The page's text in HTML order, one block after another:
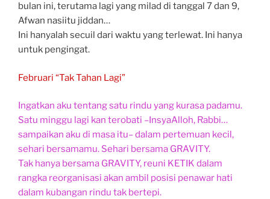
bulan ini, terutama lagi yang milad di tanggal 7 dan 9,
Afwan nasiitu jiddan…
Ini hanyalah secuil dari waktu yang terlewat. Ini hanya
untuk pengingat.
Februari “Tak Tahan Lagi”
Ingatkan aku tentang satu rindu yang kurasa padamu.
Satu minggu lagi kan terobati –InsyaAlloh, Rabbi…
sampaikan aku di masa itu– dalam pertemuan kecil,
sehari bersamamu. Sehari bersama GRAVITY.
Tak hanya bersama GRAVITY, reuni KETIK dalam
rangka reorganisasi akan ambil posisi penawar hati
dalam kubangan rindu tak bertepi.